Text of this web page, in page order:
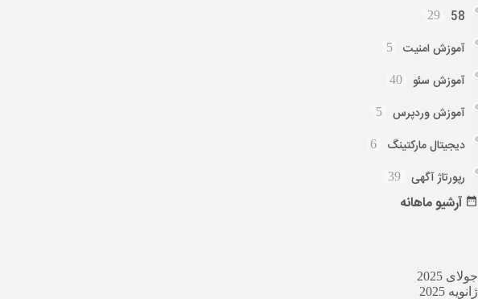
58
29
آموزش امنیت 5
آموزش سئو 40
آموزش وردپرس 5
دیجیتال مارکتینگ 6
رپورتاژ آگهی 39
آرشیوماهانه
جولای 2025
ژانویه 2025